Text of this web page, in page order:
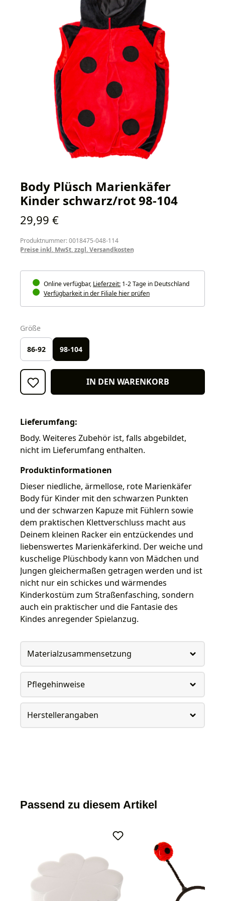
Body Plüsch Marienkäfer
Kinder schwarz/rot 98-104
Regulärer Preis:
29,99 €
Produktnummer: 0018475-048-114
Preise inkl. MwSt. zzgl. Versandkosten
Online verfügbar, Lieferzeit: 1-2 Tage in Deutschland
Verfügbarkeit in der Filiale hier prüfen
Größe
86-92 98-104
IN DEN WARENKORB
Lieferumfang:
Body. Weiteres Zubehör ist, falls abgebildet,
nicht im Lieferumfang enthalten.
Produktinformationen
Dieser niedliche, ärmellose, rote Marienkäfer
Body für Kinder mit den schwarzen Punkten
und der schwarzen Kapuze mit Fühlern sowie
dem praktischen Klettverschluss macht aus
Deinem kleinen Racker ein entzückendes und
liebenswertes Marienkäferkind. Der weiche und
kuschelige Plüschbody kann von Mädchen und
Jungen gleichermaßen getragen werden und ist
nicht nur ein schickes und wärmendes
Kinderkostüm zum Straßenfasching, sondern
auch ein praktischer und die Fantasie des
Kindes anregender Spielanzug.
Materialzusammensetzung
Pflegehinweise
Herstellerangaben
Passend zu diesem Artikel